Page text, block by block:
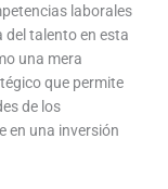
laborales
del talento en esta
una mera
que permite
de los
en una inversión